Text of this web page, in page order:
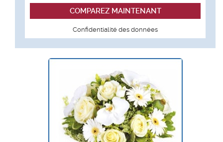
Confidentialité des données